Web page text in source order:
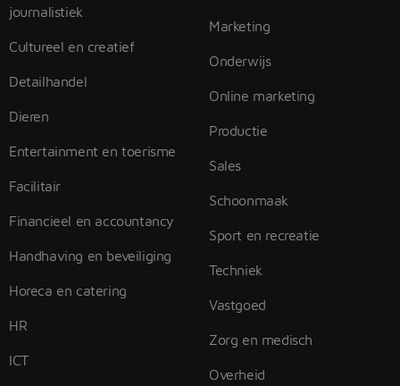
journalistiek
Cultureel en creatief
Detailhandel
Dieren
Entertainment en toerisme
Facilitair
Financieel en accountancy
Handhaving en beveiliging
Horeca en catering
HR
ICT
Marketing
Onderwijs
Online marketing
Productie
Sales
Schoonmaak
Sport en recreatie
Techniek
Vastgoed
Zorg en medisch
Overheid